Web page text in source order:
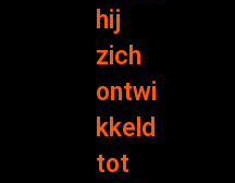
hij
zich
ontwi
kkeld
tot